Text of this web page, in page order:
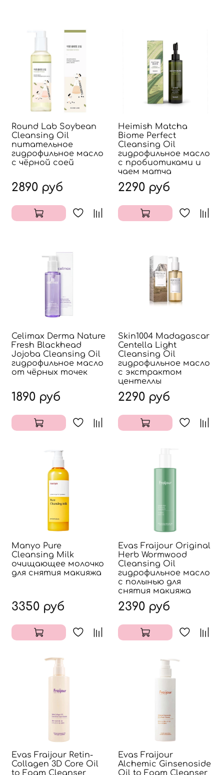
Round Lab Soybean
Cleansing Oil
питательное
гидрофильное масло
с чёрной соей
2890 руб
Heimish Matcha
Biome Perfect
Cleansing Oil
гидрофильное масло
с пробиотиками и
чаем матча
2290 руб
Celimax Derma Nature
Fresh Blackhead
Jojoba Cleansing Oil
гидрофильное масло
от чёрных точек
1890 руб
Skin1004 Madagascar
Centella Light
Cleansing Oil
гидрофильное масло
с экстрактом
центеллы
2290 руб
Manyo Pure
Cleansing Milk
очищающее молочко
для снятия макияжа
3350 руб
Evas Fraijour Original
Herb Wormwood
Cleansing Oil
гидрофильное масло
с полынью для
снятия макияжа
2390 руб
Evas Fraijour Retin-
Collagen 3D Core Oil
Evas Fraijour
Alchemic Ginsenoside